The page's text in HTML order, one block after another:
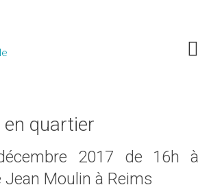
en quartier
2017 de 16h à
Jean Moulin à Reims